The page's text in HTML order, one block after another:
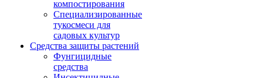
компостирования
Специализированные
тукосмеси для
садовых культур
Средства защиты растений
Фунгицидные
средства